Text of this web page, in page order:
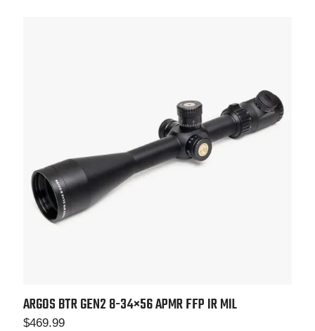
ARGOS BTR GEN2 8-34×56APMR FFP IR MIL
$469.99